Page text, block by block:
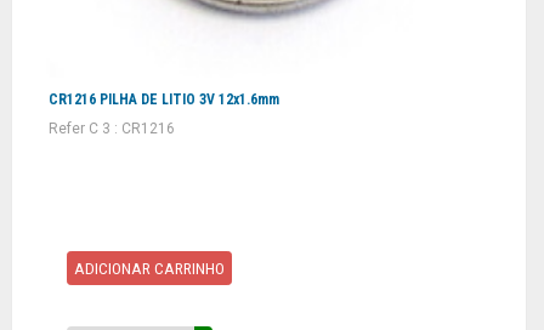
CR1216 PILHA DE LITIO 3V 12x1.6mm
Refer C 3 : CR1216
ADICIONAR CARRINHO